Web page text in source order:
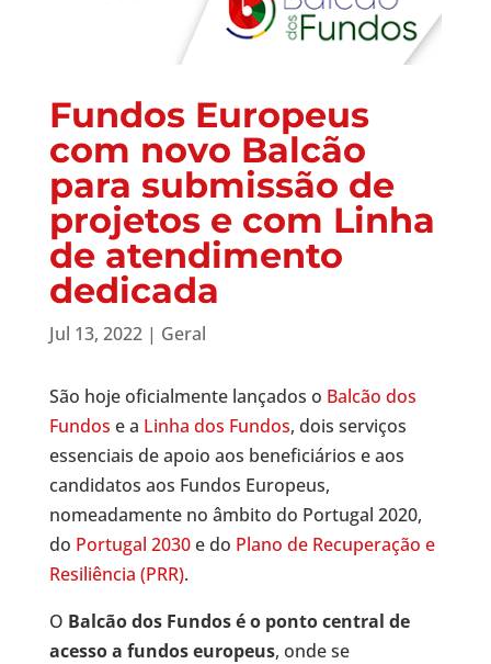
Fundos Europeus
com novo Balcão
para submissão de
projetos e com Linha
de atendimento
dedicada
Jul 13, 2022| Geral
São hoje oficialmente lançados o Balcão dos
Fundos e a Linha dos Fundos, dois serviços
essenciais de apoio aos beneficiários e aos
candidatos aos Fundos Europeus,
nomeadamente no âmbito do Portugal 2020,
do Portugal 2030e do Plano de Recuperação e
Resiliência (PRR).
O Balcão dos Fundos é o ponto central de
acesso a fundos europeus, onde se